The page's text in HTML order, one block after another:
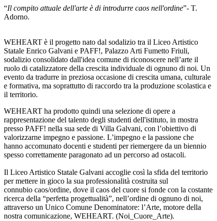
“Il compito attuale dell'arte è di introdurre caos nell'ordine”- T.
Adorno.
WEHEART è il progetto nato dal sodalizio tra il Liceo Artistico
Statale Enrico Galvani e PAFF!, Palazzo Arti Fumetto Friuli,
sodalizio consolidato dall'idea comune di riconoscere nell’arte il
ruolo di catalizzatore della crescita individuale di ognuno di noi. Un
evento da tradurre in preziosa occasione di crescita umana, culturale
e formativa, ma soprattutto di raccordo tra la produzione scolastica e
il territorio.
WEHEART ha prodotto quindi una selezione di opere a
rappresentazione del talento degli studenti dell'istituto, in mostra
presso PAFF! nella sua sede di Villa Galvani, con l’obiettivo di
valorizzarne impegno e passione. L’impegno e la passione che
hanno accomunato docenti e studenti per riemergere da un biennio
spesso correttamente paragonato ad un percorso ad ostacoli.
Il Liceo Artistico Statale Galvani accoglie così la sfida del territorio
per mettere in gioco la sua professionalità costruita sul
connubio caos/ordine, dove il caos del cuore si fonde con la costante
ricerca della “perfetta progettualità”, nell’ordine di ognuno di noi,
attraverso un Unico Comune Denominatore: l’Arte, motore della
nostra comunicazione, WEHEART. (Noi_Cuore_Arte).